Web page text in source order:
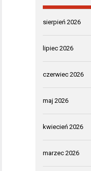
sierpień 2026
lipiec 2026
czerwiec 2026
maj 2026
kwiecień 2026
marzec 2026